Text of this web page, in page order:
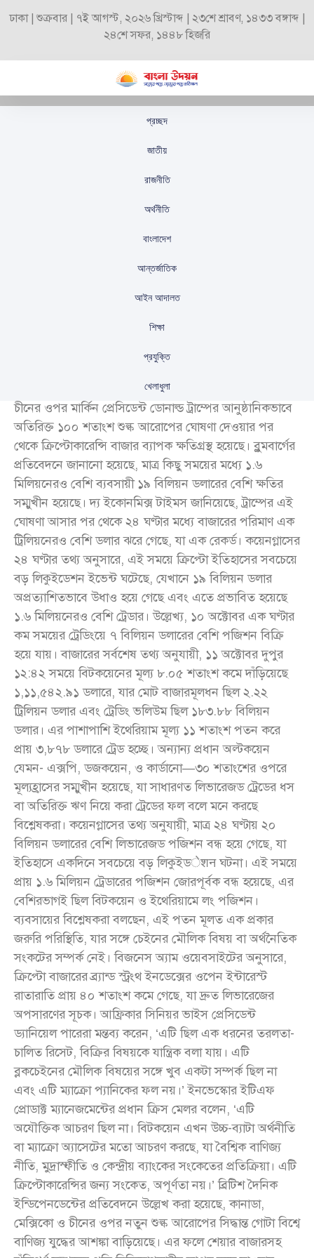
ঢাকা | শুক্রবার | ৭ই আগস্ট, ২০২৬ খ্রিস্টাব্দ | ২৩শে শ্রাবণ, ১৪৩৩ বঙ্গাব্দ |
২৪শে সফর, ১৪৪৮ হিজরি
প্রচ্ছদ
জাতীয়
রাজনীতি
অর্থনীতি
বাংলাদেশ
আন্তর্জাতিক
আইন আদালত
শিক্ষা
প্রযুক্তি
খেলাধুলা
একদিনে ক্রিপ্টো বাজার
থেকে উধাও এক ট্রিলিয়ন
প্রকাশিতঃঅক্টোবর ১৫, ২০২৫
চীনের ওপর মার্কিন প্রেসিডেন্ট ডোনাল্ড ট্রাম্পের আনুষ্ঠানিকভাবে
অতিরিক্ত ১০০ শতাংশ শুল্ক আরোপের ঘোষণা দেওয়ার পর
থেকে ক্রিপ্টোকারেন্সি বাজার ব্যাপক ক্ষতিগ্রস্থ হয়েছে। ব্লুমবার্গের
প্রতিবেদনে জানানো হয়েছে, মাত্র কিছু সময়ের মধ্যে ১.৬
মিলিয়নেরও বেশি ব্যবসায়ী ১৯ বিলিয়ন ডলারের বেশি ক্ষতির
সম্মুখীন হয়েছে। দ্য ইকোনমিক্স টাইমস জানিয়েছে, ট্রাম্পের এই
ঘোষণা আসার পর থেকে ২৪ ঘণ্টার মধ্যে বাজারের পরিমাণ এক
ট্রিলিয়নেরও বেশি ডলার ঝরে গেছে, যা এক রেকর্ড। কয়েনগ্লাসের
২৪ ঘণ্টার তথ্য অনুসারে, এই সময়ে ক্রিপ্টো ইতিহাসের সবচেয়ে
বড় লিকুইডেশন ইভেন্ট ঘটেছে, যেখানে ১৯ বিলিয়ন ডলার
অপ্রত্যাশিতভাবে উধাও হয়ে গেছে এবং এতে প্রভাবিত হয়েছে
১.৬ মিলিয়নেরও বেশি ট্রেডার। উল্লেখ্য, ১০ অক্টোবর এক ঘণ্টার
কম সময়ের ট্রেডিংয়ে ৭ বিলিয়ন ডলারের বেশি পজিশন বিক্রি
হয়ে যায়। বাজারের সর্বশেষ তথ্য অনুযায়ী, ১১ অক্টোবর দুপুর
১২:৪২ সময়ে বিটকয়েনের মূল্য ৮.০৫ শতাংশ কমে দাঁড়িয়েছে
১,১১,৫৪২.৯১ ডলারে, যার মোট বাজারমূলধন ছিল ২.২২
ট্রিলিয়ন ডলার এবং ট্রেডিং ভলিউম ছিল ১৮৩.৮৮ বিলিয়ন
ডলার। এর পাশাপাশি ইথেরিয়াম মূল্য ১১ শতাংশ পতন করে
প্রায় ৩,৮৭৮ ডলারে ট্রেড হচ্ছে। অন্যান্য প্রধান অল্টকয়েন
যেমন- এক্সপি, ডজকয়েন, ও কার্ডানো—৩০ শতাংশের ওপরে
মূল্যহ্রাসের সম্মুখীন হয়েছে, যা সাধারণত লিভারেজড ট্রেডের ধস
বা অতিরিক্ত ঋণ নিয়ে করা ট্রেডের ফল বলে মনে করছে
বিশ্লেষকরা। কয়েনগ্লাসের তথ্য অনুযায়ী, মাত্র ২৪ ঘণ্টায় ২০
বিলিয়ন ডলারের বেশি লিভারেজড পজিশন বন্ধ হয়ে গেছে, যা
ইতিহাসে একদিনে সবচেয়ে বড় লিকুইডेशन ঘটনা। এই সময়ে
প্রায় ১.৬ মিলিয়ন ট্রেডারের পজিশন জোরপূর্বক বন্ধ হয়েছে, এর
বেশিরভাগই ছিল বিটকয়েন ও ইথেরিয়ামে লং পজিশন।
ব্যবসায়ের বিশ্লেষকরা বলছেন, এই পতন মূলত এক প্রকার
জরুরি পরিস্থিতি, যার সঙ্গে চেইনের মৌলিক বিষয় বা অর্থনৈতিক
সংকটের সম্পর্ক নেই। বিজনেস অ্যাম ওয়েবসাইটের অনুসারে,
ক্রিপ্টো বাজারের ব্র্যান্ড স্ট্রংথ ইনডেক্সের ওপেন ইন্টারেস্ট
রাতারাতি প্রায় ৪০ শতাংশ কমে গেছে, যা দ্রুত লিভারেজের
অপসারণের সূচক। আফ্রিকার সিনিয়র ভাইস প্রেসিডেন্ট
ড্যানিয়েল পারেরা মন্তব্য করেন, ‘এটি ছিল এক ধরনের তরলতা-
চালিত রিসেট, বিক্রির বিষয়কে যান্ত্রিক বলা যায়। এটি
ব্লকচেইনের মৌলিক বিষয়ের সঙ্গে খুব একটা সম্পর্ক ছিল না
এবং এটি ম্যাক্রো প্যানিকের ফল নয়।’ ইনভেস্কোর ইটিএফ
প্রোডাক্ট ম্যানেজমেন্টের প্রধান ক্রিস মেলর বলেন, ‘এটি
অযৌক্তিক আচরণ ছিল না। বিটকয়েন এখন উচ্চ-ব্যাটা অর্থনীতি
বা ম্যাক্রো অ্যাসেটের মতো আচরণ করছে, যা বৈশ্বিক বাণিজ্য
নীতি, মুদ্রাস্ফীতি ও কেন্দ্রীয় ব্যাংকের সংকেতের প্রতিক্রিয়া। এটি
ক্রিপ্টোকারেন্সির জন্য সংকেত, অপূর্ণতা নয়।’ ব্রিটিশ দৈনিক
ইন্ডিপেনডেন্টের প্রতিবেদনে উল্লেখ করা হয়েছে, কানাডা,
মেক্সিকো ও চীনের ওপর নতুন শুল্ক আরোপের সিদ্ধান্ত গোটা বিশ্বে
বাণিজ্য যুদ্ধের আশঙ্কা বাড়িয়েছে। এর ফলে শেয়ার বাজারসহ